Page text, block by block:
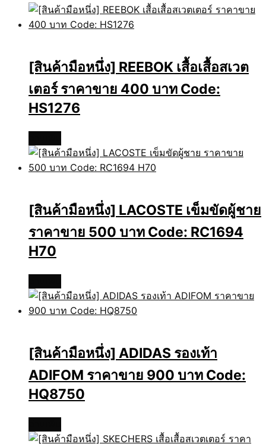
[สินค้ามือหนึ่ง] REEBOK เสื้อเสื้อสเวต
เตอร์ ราคาขาย 400 บาท Code:
HS1276
[สินค้ามือหนึ่ง] LACOSTE เข็มขัดผู้ชาย
ราคาขาย 500 บาท Code: RC1694
H70
[สินค้ามือหนึ่ง] ADIDAS รองเท้า
ADIFOM ราคาขาย 900 บาท Code:
HQ8750